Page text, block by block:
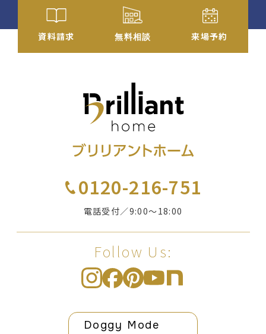
資料請求 無料相談 来場予約
0120-216-751
電話受付／9:00〜18:00
Follow Us:
Doggy Mode